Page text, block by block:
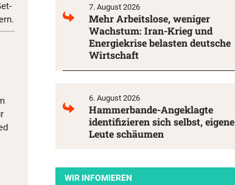
7. August 2026
Mehr Arbeitslose, weniger
Wachstum: Iran-Krieg und
Energiekrise belasten deutsche
Wirtschaft
6. August 2026
Hammerbande-Angeklagte
identifizieren sich selbst, eigene
Leute schäumen
WIR INFOMIEREN